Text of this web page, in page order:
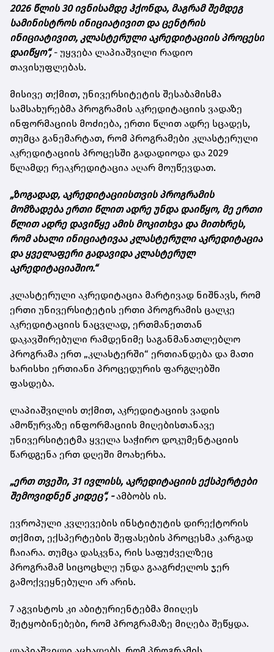
2026 წლის 30 ივნისამდე ჰქონდა, მაგრამ შემდეგ
სამინისტროს ინიციატივით და ცენტრის
ინიციატივით, კლასტერული აკრედიტაციის პროცესი
დაიწყო“, - უყვება ლაპიაშვილი რადიო
თავისუფლებას.
მისივე თქმით, უნივერსიტეტის შესაბამისმა
სამსახურებმა პროგრამის აკრედიტაციის ვადაზე
ინფორმაციის მოძიება, ერთი წლით ადრე სცადეს,
თუმცა განემარტათ, რომ პროგრამები კლასტერული
აკრედიტაციის პროცესში გადადიოდა და 2029
წლამდე რეაკრედიტაცია აღარ მოუწევდათ.
„ზოგადად, აკრედიტაციისთვის პროგრამის
მომზადება ერთი წლით ადრე უნდა დაიწყო, მე ერთი
წლით ადრე დავიწყე ამის მოკითხვა და მითხრეს,
რომ ახალი ინიციატივაა კლასტერული აკრედიტაცია
და ყველაფერი გადავიდა კლასტერულ
აკრედიტაციაშიო.“
კლასტერული აკრედიტაცია მარტივად ნიშნავს, რომ
ერთი უნივერსიტეტის ერთი პროგრამის ცალკე
აკრედიტაციის ნაცვლად, ერთმანეთთან
დაკავშირებული რამდენიმე საგანმანათლებლო
პროგრამა ერთ „კლასტერში“ ერთიანდება და მათი
ხარისხი ერთიანი პროცედურის ფარგლებში
ფასდება.
ლაპიაშვილის თქმით, აკრედიტაციის ვადის
ამოწურვაზე ინფორმაციის მიღებისთანავე
უნივერსიტეტმა ყველა საჭირო დოკუმენტაციის
წარდგენა ერთ დღეში მოახერხა.
„ერთ თვეში, 31 ივლისს, აკრედიტაციის ექსპერტები
შემოვიდნენ კიდეც“, - ამბობს ის.
ევროპული კვლევების ინსტიტუტის დირექტორის
თქმით, ექსპერტების შეფასების პროცესმა კარგად
ჩაიარა. თუმცა დასკვნა, რის საფუძველზეც
პროგრამამ სიცოცხლე უნდა გააგრძელოს ჯერ
გამოქვეყნებული არ არის.
7 აგვისტოს კი აბიტურიენტებმა მიიღეს
შეტყობინებები, რომ პროგრამაზე მიღება შეწყდა.